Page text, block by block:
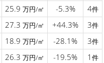
25.9 万円/㎡ -5.3% 4件
27.3 万円/㎡ +44.3% 3件
18.9 万円/㎡ -28.1% 3件
26.3 万円/㎡ -19.5% 1 件